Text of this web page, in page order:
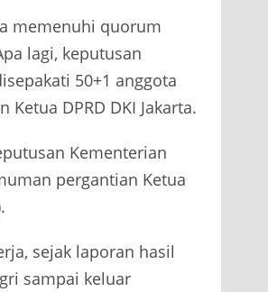
memenuhi quorum
lagi, keputusan
50+1 anggota
DPRD DKI Jakarta.
Kementerian
pergantian Ketua
sejak laporan hasil
sampai keluar